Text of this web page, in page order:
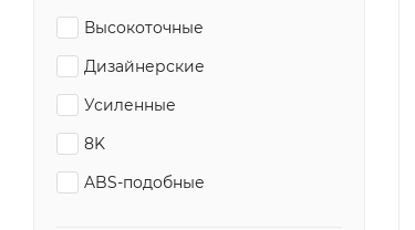
Высокоточные
Дизайнерские
Усиленные
8K
ABS-подобные